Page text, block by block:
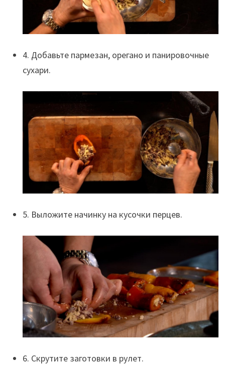
4. Добавьте пармезан, орегано и панировочные
сухари.
5. Выложите начинку на кусочки перцев.
6. Скрутите заготовки в рулет.